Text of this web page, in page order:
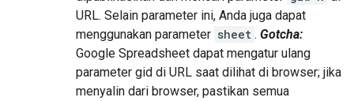
URL. Selain parameter ini, Anda juga dapat
menggunakan parameter sheet . Gotcha:
Google Spreadsheet dapat mengatur ulang
parameter gid di URL saat dilihat di browser; jika
menyalin dari browser, pastikan semua